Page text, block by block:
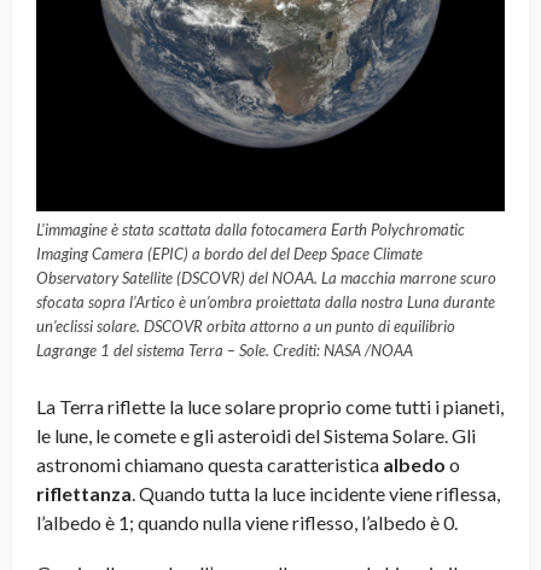
L’immagine è stata scattata dalla fotocamera Earth Polychromatic
Imaging Camera (EPIC) a bordo del del Deep Space Climate
Observatory Satellite (DSCOVR) del NOAA. La macchia marrone scuro
sfocata sopra l’Artico è un’ombra proiettata dalla nostra Luna durante
un’eclissi solare. DSCOVR orbita attorno a un punto di equilibrio
Lagrange 1 del sistema Terra – Sole. Crediti: NASA /NOAA
La Terra riflette la luce solare proprio come tutti i pianeti,
le lune, le comete e gli asteroidi del Sistema Solare. Gli
astronomi chiamano questa caratteristica albedo o
riflettanza. Quando tutta la luce incidente viene riflessa,
l’albedo è 1; quando nulla viene riflesso, l’albedo è 0.